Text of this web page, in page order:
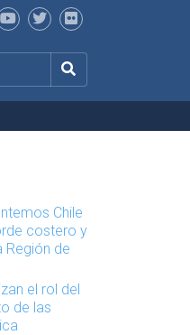
Chile
costero y
Región de
el rol del
de las